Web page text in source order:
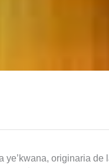
originaria de